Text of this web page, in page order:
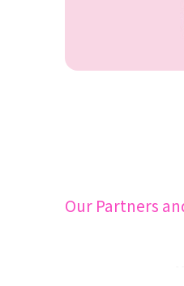
Our Partners